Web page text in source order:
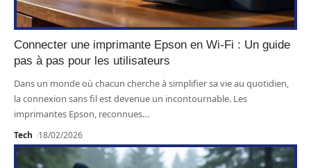
Connecter une imprimante Epson en Wi-Fi : Un guide
pas à pas pour les utilisateurs
Dans un monde où chacun cherche à simplifier sa vie au quotidien,
la connexion sans fil est devenue un incontournable. Les
imprimantes Epson, reconnues…
Tech 18/02/2026